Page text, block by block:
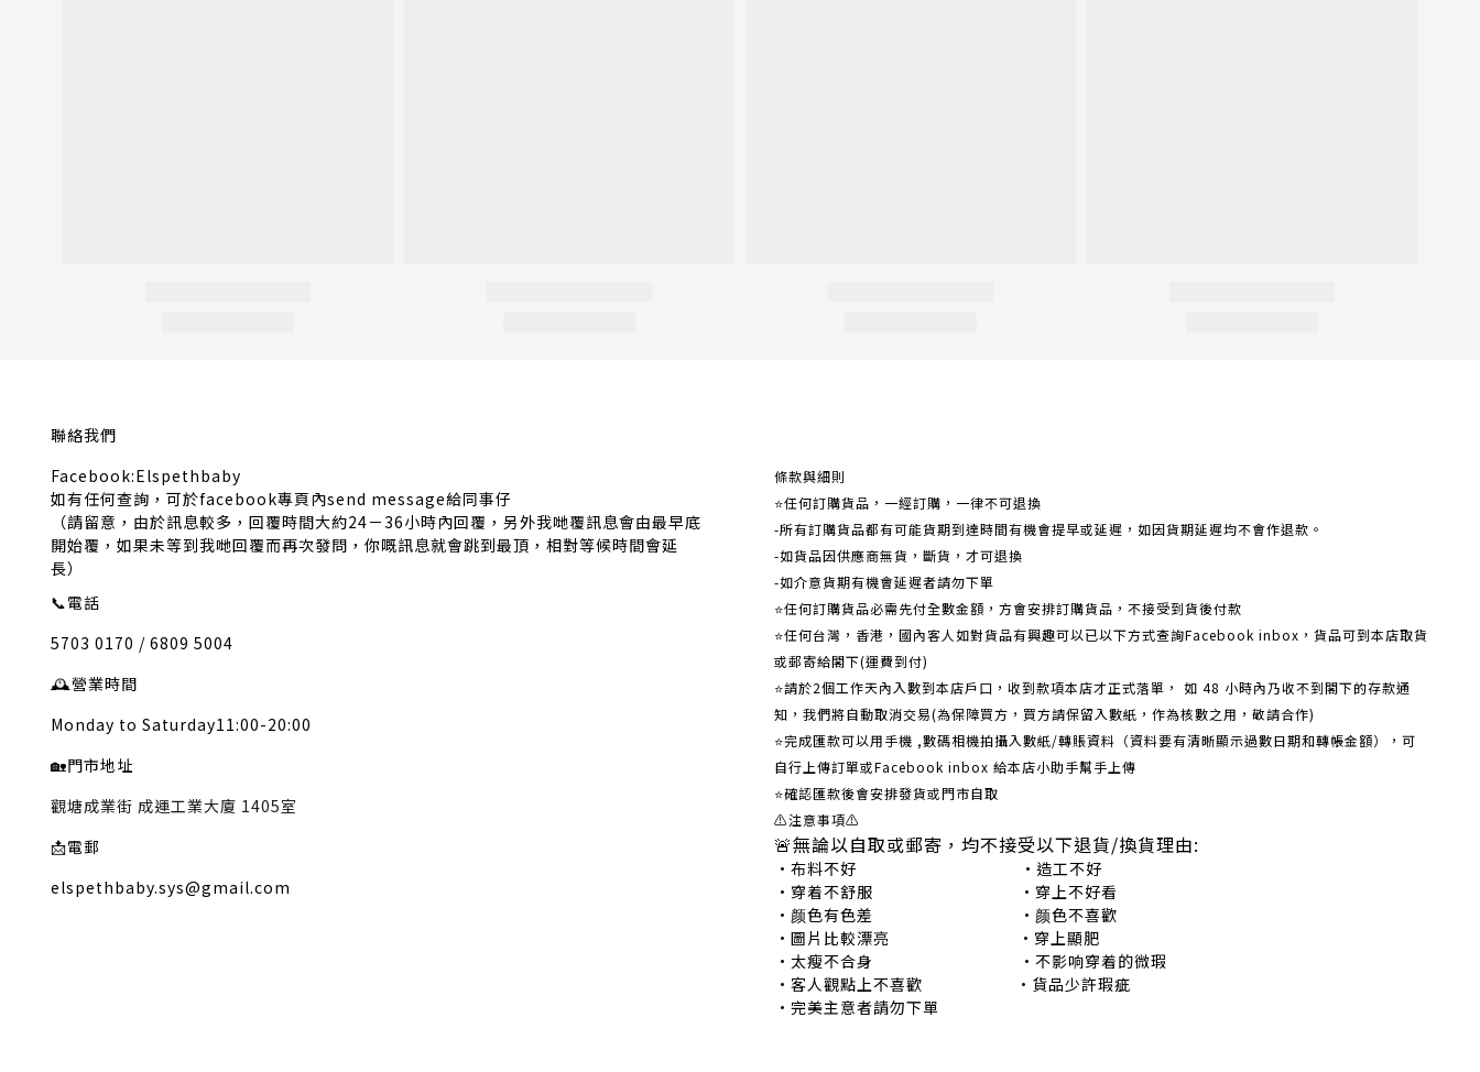
聯絡我們
Facebook:Elspethbaby
如有任何查詢，可於facebook專頁內send message給同事仔
（請留意，由於訊息較多，回覆時間大約24－36小時內回覆，另外我哋覆訊息會由最早底
開始覆，如果未等到我哋回覆而再次發問，你嘅訊息就會跳到最頂，相對等候時間會延
長）
📞電話
5703 0170 / 6809 5004
🕰️營業時間
Monday to Saturday11:00-20:00
🏡門市地址
觀塘成業街 成運工業大廈 1405室
📩電郵
elspethbaby.sys@gmail.com
條款與細則
⭐任何訂購貨品，一經訂購，一律不可退換
-所有訂購貨品都有可能貨期到達時間有機會提早或延遲，如因貨期延遲均不會作退款。
-如貨品因供應商無貨，斷貨，才可退換
-如介意貨期有機會延遲者請勿下單
⭐任何訂購貨品必需先付全數金額，方會安排訂購貨品，不接受到貨後付款
⭐任何台灣，香港，國內客人如對貨品有興趣可以已以下方式查詢Facebook inbox，貨品可到本店取貨
或郵寄給閣下(運費到付)
​​⭐請於2個工作天內入數到本店戶口，收到款項本店才正式落單， 如 48 小時內乃收不到閣下的存款通
知，我們將自動取消交易(為保障買方，買方請保留入數紙，作為核數之用，敬請合作)
⭐完成匯款可以用手機 ,數碼相機拍攝入數紙/轉賬資料（資料要有清晰顯示過數日期和轉帳金額），可
自行上傳訂單或Facebook inbox 給本店小助手幫手上傳
⭐確認匯款後會安排發貨或門市自取
⚠注意事項⚠
🚨無論以自取或郵寄，均不接受以下退貨/換貨理由:
•布料不好 •造工不好
•穿着不舒服 •穿上不好看
•颜色有色差 •颜色不喜歡
•圖片比較漂亮 •穿上顯肥
•太瘦不合身 •不影响穿着的微瑕
•客人觀點上不喜歡 •貨品少許瑕疵
•完美主意者請勿下單